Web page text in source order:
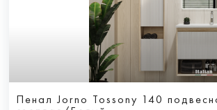
Пенал Jorno Tossony 140